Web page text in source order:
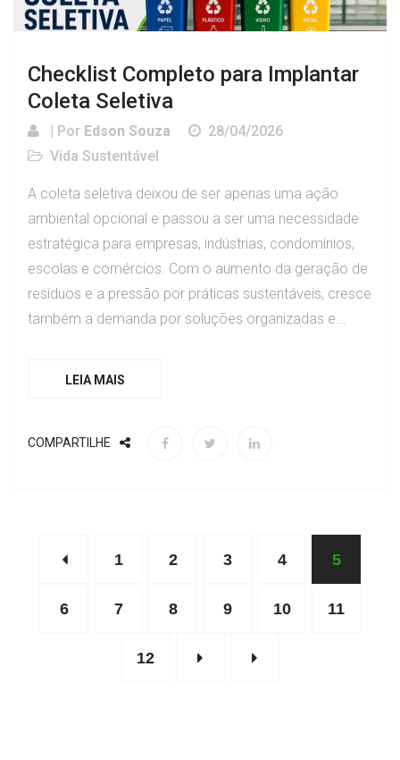
Checklist Completo para Implantar
Coleta Seletiva
| Por Edson Souza
28/04/2026
Vida Sustentável
A coleta seletiva deixou de ser apenas uma ação
ambiental opcional e passou a ser uma necessidade
estratégica para empresas, indústrias, condomínios,
escolas e comércios. Com o aumento da geração de
resíduos e a pressão por práticas sustentáveis, cresce
também a demanda por soluções organizadas e...
LEIA MAIS
COMPARTILHE
1 2 3 4 5
6 7 8 9 10 11
12